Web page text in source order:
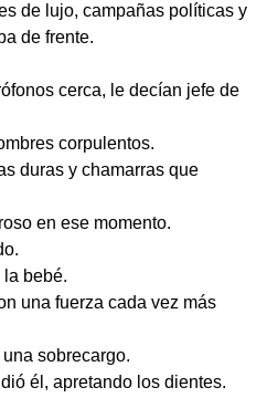
de lujo, campañas políticas y
de frente.
cerca, le decían jefe de
corpulentos.
duras y chamarras que
en ese momento.
la bebé.
una fuerza cada vez más
sobrecargo.
él, apretando los dientes.